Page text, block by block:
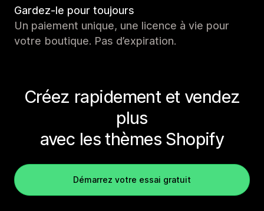
Gardez-le pour toujours
Un paiement unique, une licence à vie pour
votre boutique. Pas d’expiration.
Créez rapidement et vendez
plus
avec les thèmes Shopify
Démarrez votre essai gratuit